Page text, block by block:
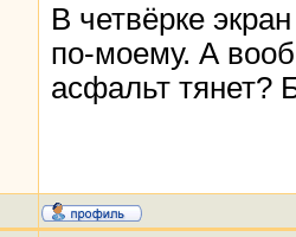
В четвёрке
по-моему. А
асфальт тянет?